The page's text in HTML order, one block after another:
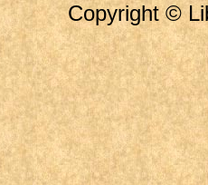
Copyright ©